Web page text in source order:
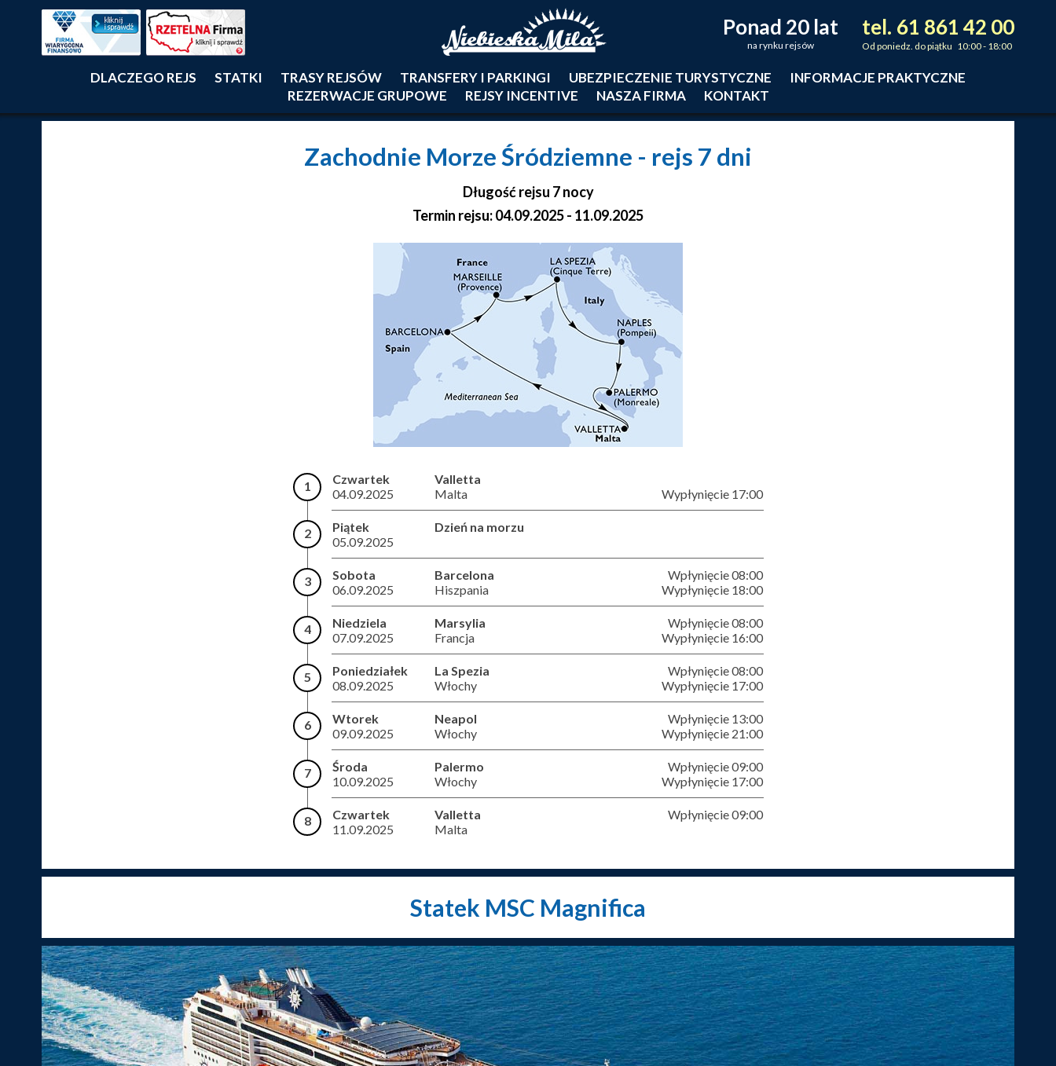
tel. 61 861 42 00
Od poniedz. do piątku 10:00 - 18:00
Ponad 20 lat
na rynku rejsów
DLACZEGO REJS STATKI TRASY REJSÓW TRANSFERY I PARKINGI UBEZPIECZENIE TURYSTYCZNE
INFORMACJE PRAKTYCZNE
REZERWACJE GRUPOWE
REJSY INCENTIVE NASZA FIRMA KONTAKT
Zachodnie Morze Śródziemne - rejs 7 dni
Długość rejsu 7 nocy
Termin rejsu: 04.09.2025 - 11.09.2025
1
Czwartek
04.09.2025
Valletta
Malta
Wypłynięcie 17:00
2
Piątek
05.09.2025
Dzień na morzu
3
Sobota
06.09.2025
Barcelona
Hiszpania
Wpłynięcie 08:00
Wypłynięcie 18:00
4
Niedziela
07.09.2025
Marsylia
Francja
Wpłynięcie 08:00
Wypłynięcie 16:00
5
Poniedziałek
08.09.2025
La Spezia
Włochy
Wpłynięcie 08:00
Wypłynięcie 17:00
6
Wtorek
09.09.2025
Neapol
Włochy
Wpłynięcie 13:00
Wypłynięcie 21:00
7
Środa
10.09.2025
Palermo
Włochy
Wpłynięcie 09:00
Wypłynięcie 17:00
8
Czwartek
11.09.2025
Valletta
Malta
Wpłynięcie 09:00
Statek MSC Magnifica